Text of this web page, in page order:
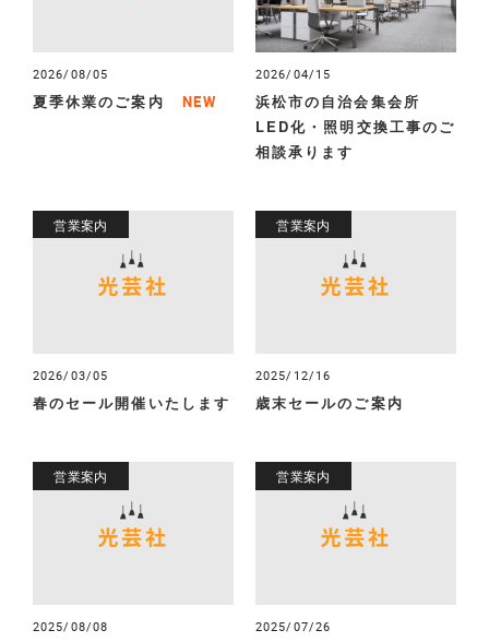
2026/08/05
夏季休業のご案内 NEW
2026/04/15
浜松市の自治会集会所
LED化・照明交換工事のご
相談承ります
営業案内
2026/03/05
春のセール開催いたします
営業案内
2025/12/16
歳末セールのご案内
営業案内
2025/08/08
営業案内
2025/07/26